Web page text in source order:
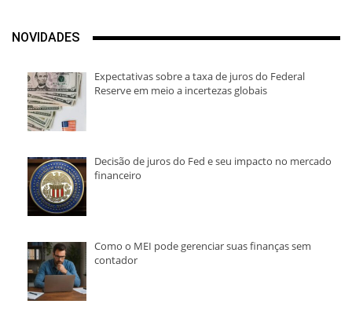
NOVIDADES
Expectativas sobre a taxa de juros do Federal
Reserve em meio a incertezas globais
Decisão de juros do Fed e seu impacto no mercado
financeiro
Como o MEI pode gerenciar suas finanças sem
contador